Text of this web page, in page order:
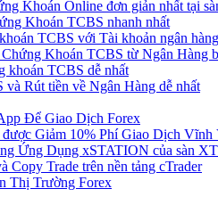
Khoán Online đơn giản nhất tại
Khoán TCBS nhanh nhất
TCBS với Tài khoản ngân hàng
Khoán TCBS từ Ngân Hàng
khoán TCBS dễ nhất
Rút tiền về Ngân Hàng dễ nhất
Để Giao Dịch Forex
Giảm 10% Phí Giao Dịch Vĩnh
Ứng Dụng xSTATION của sàn
Trade trên nền tảng cTrader
Thị Trường Forex